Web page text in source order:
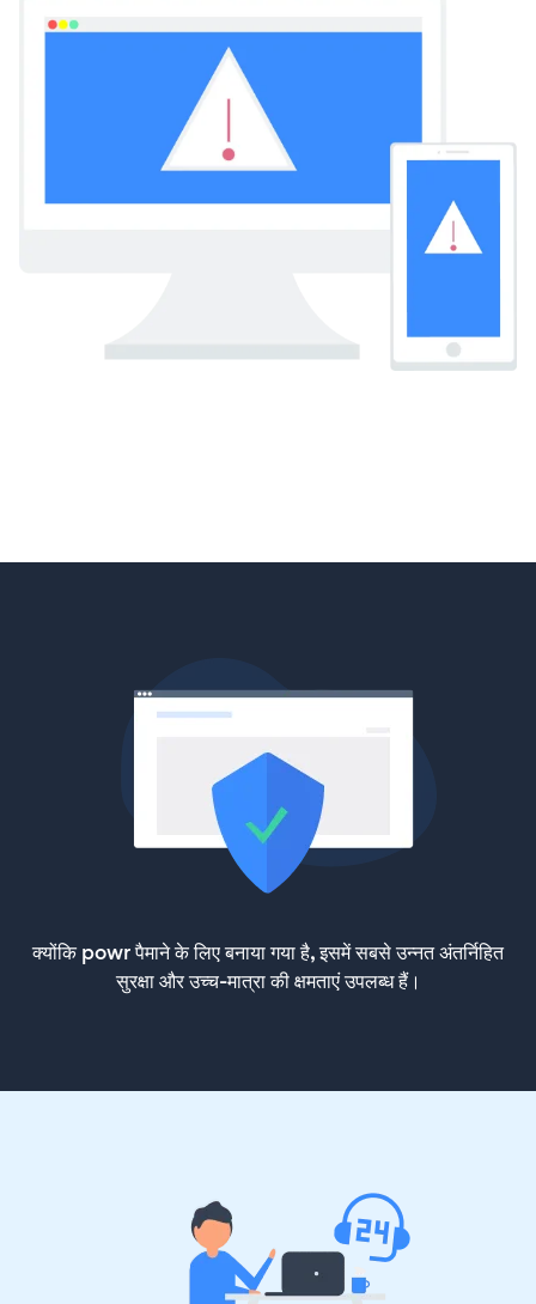
क्योंकि powr पैमाने के लिए बनाया गया है, इसमें सबसे उन्नत अंतर्निहित
सुरक्षा और उच्च-मात्रा की क्षमताएं उपलब्ध हैं।